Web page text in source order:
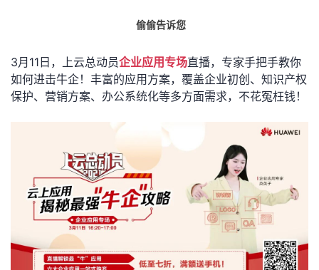
偷偷告诉您
3月11日，上云总动员企业应用专场直播，专家手把手教你
如何进击牛企！丰富的应用方案，覆盖企业初创、知识产权
保护、营销方案、办公系统化等多方面需求，不花冤枉钱！